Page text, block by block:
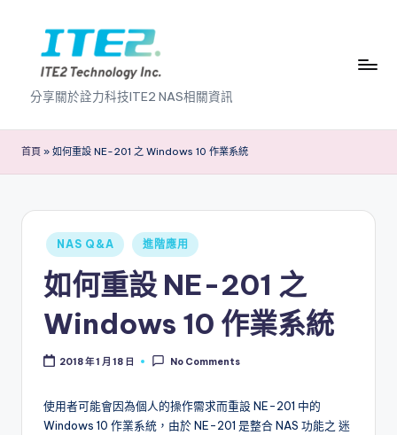
content
I
T
E
N
0
分享關於詮力科技ITE2 NAS相關資訊
首頁 » 如何重設 NE-201 之 Windows 10 作業系統
Posted
in
NAS Q&A 進階應用
如何重設 NE-201 之
Windows 10 作業系統
2018 年 1 月 18 日 No Comments
使用者可能會因為個人的操作需求而重設 NE-201 中的
Windows 10 作業系統，由於 NE-201 是整合 NAS 功能之 迷